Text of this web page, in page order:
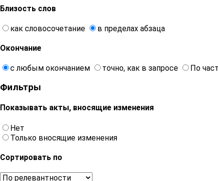
Близость слов
как словосочетание в пределах абзаца
Окончание
с любым окончанием точно, как в запросе По
Фильтры
Показывать акты, вносящие изменения
Нет
Только вносящие изменения
Сортировать по